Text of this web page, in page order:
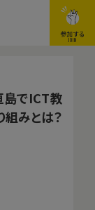
参加する
JOIN
島でICT教
みとは？